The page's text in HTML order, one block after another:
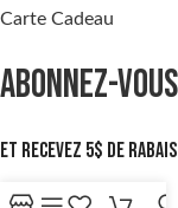
Carte Cadeau
ABONNEZ-
Et recevez 5$ de